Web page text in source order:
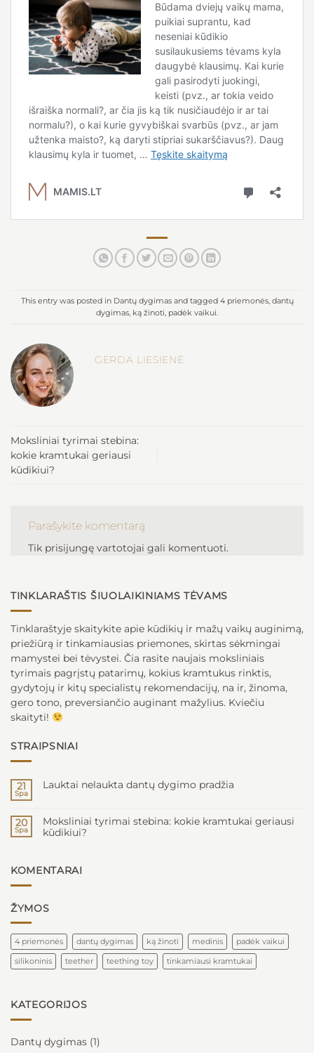
This entry was posted in Dantų dygimasand tagged 4 priemonės, dantų
dygimas ką žinoti padėk vaikui
GERDA LIESIENĖ
Moksliniai tyrimai stebina:
kokie kramtukai geriausi
kūdikiui?
Parašykite komentarą
Tik prisijungę vartotojai gali komentuoti.
TINKLARAŠTIS ŠIUOLAIKINIAMS TĖVAMS
Tinklaraštyje skaitykite apie kūdikių ir mažų vaikų auginimą,
priežiūrą ir tinkamiausias priemones, skirtas sėkmingai
mamystei bei tėvystei. Čia rasite naujais moksliniais
tyrimais pagrįstų patarimų, kokius kramtukus rinktis,
gydytojų ir kitų specialistų rekomendacijų, na ir, žinoma,
gero tono, preversiančio auginant mažylius. Kviečiu
skaityti!
STRAIPSNIAI
21
Spa
Lauktai nelaukta dantų dygimo pradžia
Lauktai
nelaukta
dantų
20
Spa
Moksliniai tyrimai stebina: kokie kramtukai geriausi
kūdikiui?
Moksliniai
tyrimai
geriausi
kūdikiui?
KOMENTARAI
ŽYMOS
4 priemonės dantų dygimas ką žinoti medinis
padėk vaikui
silikoninis
teether teething toy tinkamiausi kramtukai
KATEGORIJOS
Dantų dygimas (1)